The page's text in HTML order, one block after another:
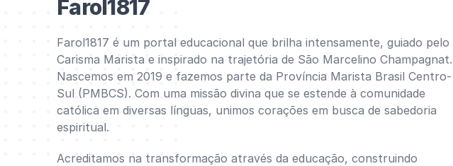
Farol1817
Farol1817 é um portal educacional que brilha intensamente, guiado pelo
Carisma Marista e inspirado na trajetória de São Marcelino Champagnat.
Nascemos em 2019 e fazemos parte da Província Marista Brasil Centro-
Sul (PMBCS). Com uma missão divina que se estende à comunidade
católica em diversas línguas, unimos corações em busca de sabedoria
espiritual.
Acreditamos na transformação através da educação, construindo